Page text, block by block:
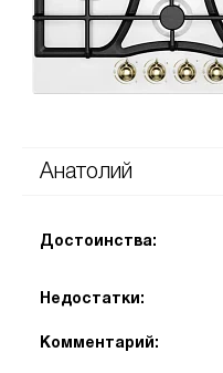
Анатолий
Достоинства:
Недостатки:
Комментарий: